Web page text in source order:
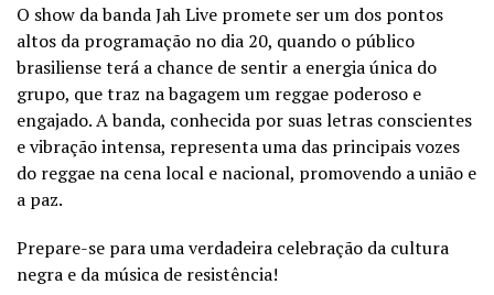
O show da banda Jah Live promete ser um dos pontos
altos da programação no dia 20, quando o público
brasiliense terá a chance de sentir a energia única do
grupo, que traz na bagagem um reggae poderoso e
engajado. A banda, conhecida por suas letras conscientes
e vibração intensa, representa uma das principais vozes
do reggae na cena local e nacional, promovendo a união e
a paz.
Prepare-se para uma verdadeira celebração da cultura
negra e da música de resistência!